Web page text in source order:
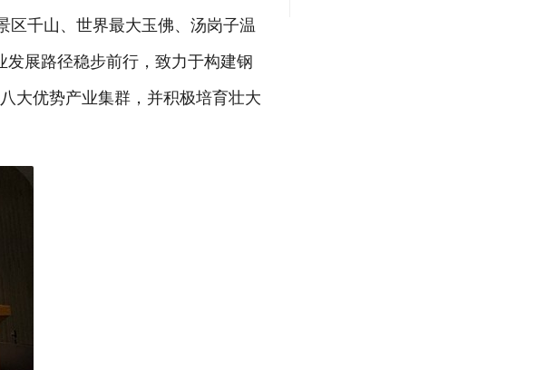
区千山、世界最大玉佛、汤岗子温
发展路径稳步前行，致力于构建钢
大优势产业集群，并积极培育壮大